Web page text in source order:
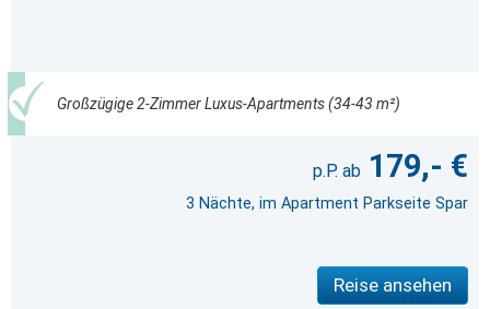
Großzügige 2-Zimmer Luxus-Apartments (34-43 m²)
179,- €
3 Nächte, im Apartment Parkseite Spar
Reise ansehen